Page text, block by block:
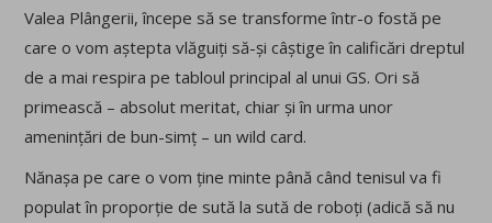
Valea Plângerii, începe să se transforme într-o fostă pe
care o vom aștepta vlăguiți să-și câștige în calificări dreptul
de a mai respira pe tabloul principal al unui GS. Ori să
primească – absolut meritat, chiar și în urma unor
amenințări de bun-simț – un wild card.
Nănașa pe care o vom ține minte până când tenisul va fi
populat în proporție de sută la sută de roboți (adică să nu